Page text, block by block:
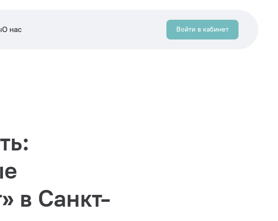
О нас Войти в кабинет
в Санкт-